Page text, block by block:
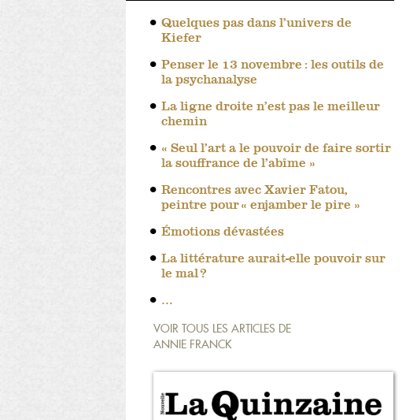
Quelques pas dans l’univers de
Kiefer
Penser le 13 novembre : les outils de
la psychanalyse
La ligne droite n’est pas le meilleur
chemin
« Seul l’art a le pouvoir de faire sortir
la souffrance de l’abîme »
Rencontres avec Xavier Fatou,
peintre pour « enjamber le pire »
Émotions dévastées
La littérature aurait-elle pouvoir sur
le mal ?
…
VOIR TOUS LES ARTICLES DE
ANNIE FRANCK